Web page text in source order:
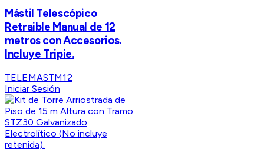
Mástil Telescópico
Retraible Manual de 12
metros con Accesorios.
Incluye Tripie.
TELEMASTM12
Iniciar Sesión